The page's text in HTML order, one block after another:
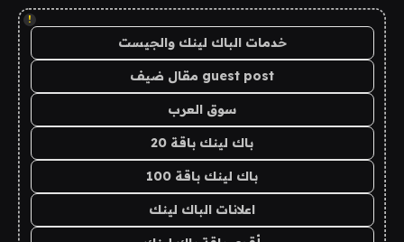
!
خدمات الباك لينك والجيست
guest post مقال ضيف
سوق العرب
باك لينك باقة 20
باك لينك باقة 100
اعلانات الباك لينك